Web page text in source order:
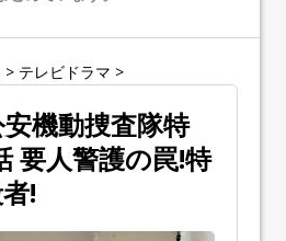
> テレビドラマ >
安機動捜査隊特
要人警護の罠!特
!